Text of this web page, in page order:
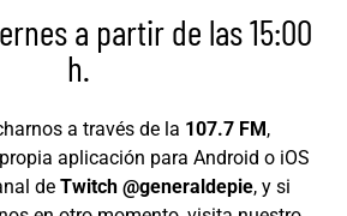
a partir de las 15:00
h.
a través de la 107.7 FM,
aplicación para Android o iOS
deTwitch @generaldepie, y si